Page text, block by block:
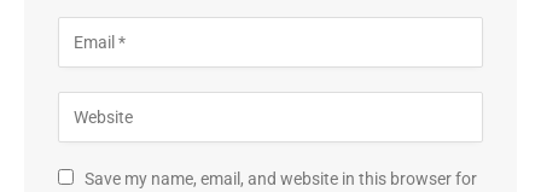
Save my name, email, and website in this browser for